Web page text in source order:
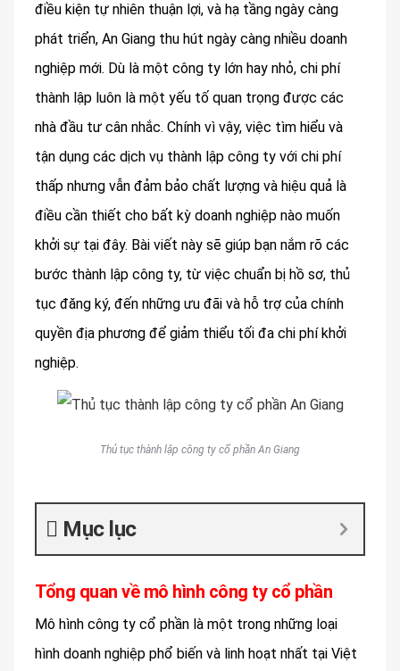
điều kiện tự nhiên thuận lợi, và hạ tầng ngày càng
phát triển, An Giang thu hút ngày càng nhiều doanh
nghiệp mới. Dù là một công ty lớn hay nhỏ, chi phí
thành lập luôn là một yếu tố quan trọng được các
nhà đầu tư cân nhắc. Chính vì vậy, việc tìm hiểu và
tận dụng các dịch vụ thành lập công ty với chi phí
thấp nhưng vẫn đảm bảo chất lượng và hiệu quả là
điều cần thiết cho bất kỳ doanh nghiệp nào muốn
khởi sự tại đây. Bài viết này sẽ giúp bạn nắm rõ các
bước thành lập công ty, từ việc chuẩn bị hồ sơ, thủ
tục đăng ký, đến những ưu đãi và hỗ trợ của chính
quyền địa phương để giảm thiểu tối đa chi phí khởi
nghiệp.
Thủ tục thành lập công ty cổ phần An Giang
Mục lục
Tổng quan về mô hình công ty cổ phần
Mô hình công ty cổ phần là một trong những loại
hình doanh nghiệp phổ biến và linh hoạt nhất tại Việt